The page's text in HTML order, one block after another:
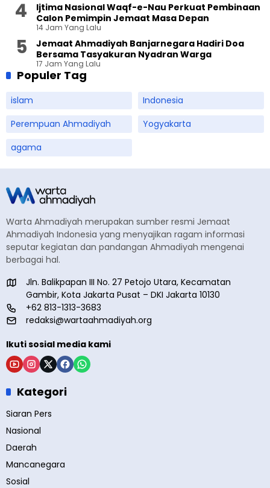
Ijtima Nasional Waqf-e-Nau Perkuat Pembinaan
Calon Pemimpin Jemaat Masa Depan
14 Jam Yang Lalu
Jemaat Ahmadiyah Banjarnegara Hadiri Doa
Bersama Tasyakuran Nyadran Warga
17 Jam Yang Lalu
Populer Tag
islam
Indonesia
Perempuan Ahmadiyah
Yogyakarta
agama
Warta Ahmadiyah merupakan sumber resmi Jemaat
Ahmadiyah Indonesia yang menyajikan ragam informasi
seputar kegiatan dan pandangan Ahmadiyah mengenai
berbagai hal.
Jln. Balikpapan III No. 27 Petojo Utara, Kecamatan
Gambir, Kota Jakarta Pusat – DKI Jakarta 10130
+62 813-1313-3683
redaksi@wartaahmadiyah.org
Ikuti sosial media kami
Kategori
Siaran Pers
Nasional
Daerah
Mancanegara
Sosial